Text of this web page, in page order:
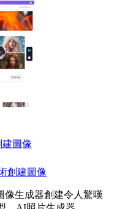
圖像
創建圖像
像生成器創建令人驚嘆